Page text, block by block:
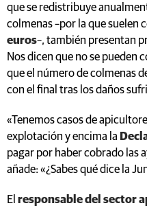
que se redistribuye
colmenas –por la que suelen
euros–, también presentan
Nos dicen que no se pueden
que el número de colmenas
con el final tras los daños
«Tenemos casos de
explotación y encima la
pagar por haber cobrado las
añade: «¿Sabes qué dice la
El responsable del sector